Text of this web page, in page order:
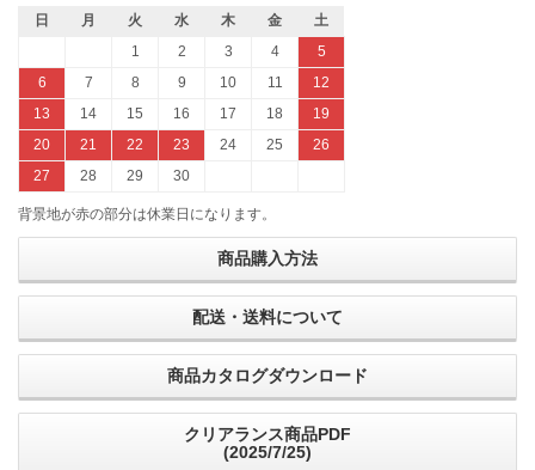
日 月 火 水 木 金
土
1
2 3 4
5
6
7 8 9 10 11
12
13
14 15 16 17 18
19
20
21 22 23 24 25
26
27
28 29 30
背景地が赤の部分は休業日になります。
商品購入方法
配送・送料について
商品カタログダウンロード
クリアランス商品PDF
(2025/7/25)